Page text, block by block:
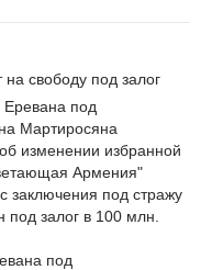
под
Мартиросяна
изменении избранной
Армения"
заключения под стражу
под залог в 100 млн.
под